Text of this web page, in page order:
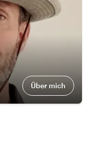
Über mich